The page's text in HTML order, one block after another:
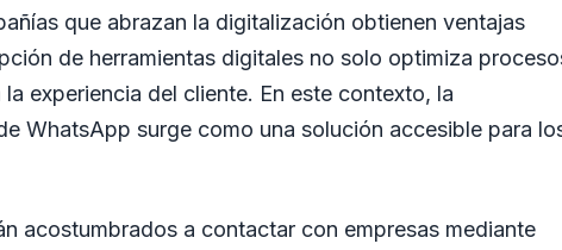
que abrazan la digitalización obtienen ventajas
de herramientas digitales no solo optimiza
experiencia del cliente. En este contexto, la
WhatsApp surge como una solución accesible para
acostumbrados a contactar con empresas mediante